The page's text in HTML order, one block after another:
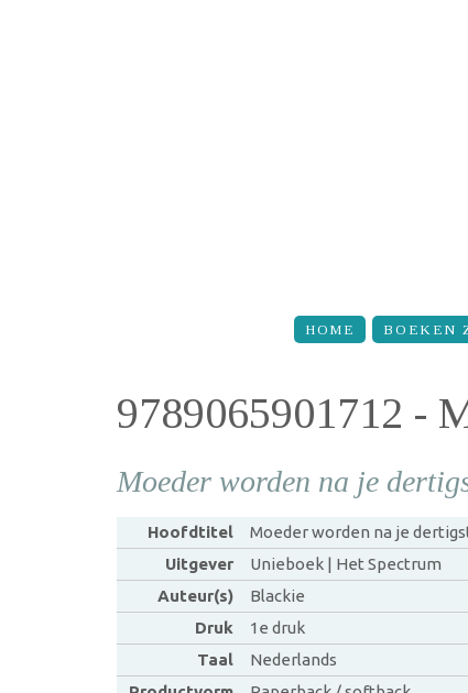
HOME BOEKEN
9789065901712 -
Moeder worden na je
Hoofdtitel
Moeder worden na je
Uitgever
Unieboek | Het Spectrum
Auteur(s)
Blackie
Druk
1e druk
Taal
Nederlands